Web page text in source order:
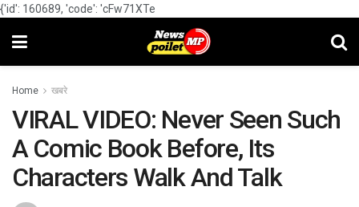
{'id': 160689, 'code': 'cFw71XTe
Home खबरे
VIRAL VIDEO: Never Seen Such
A Comic Book Before, Its
Characters Walk And Talk